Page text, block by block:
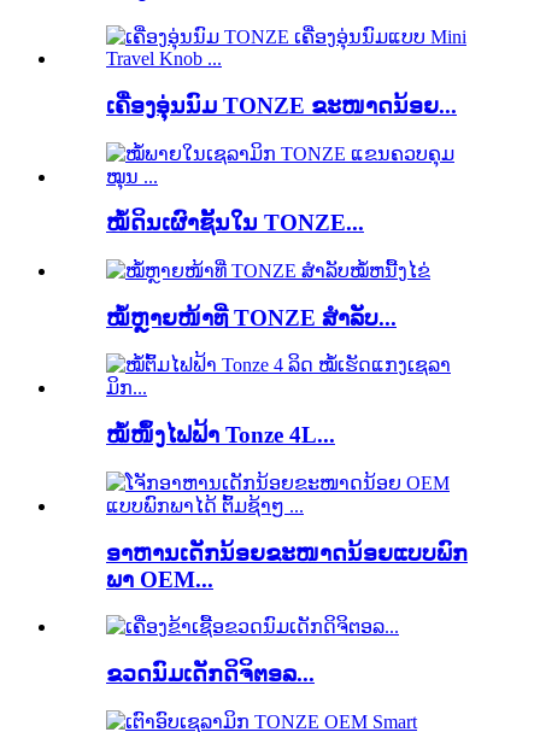
ເຄື່ອງອຸ່ນນົມ TONZE ຂະໜາດນ້ອຍ...
ໝໍ້ດິນເຜົາຊັ້ນໃນ TONZE...
ໝໍ້ຫຼາຍໜ້າທີ່ TONZE ສຳລັບ...
ໝໍ້ໜຶ້ງໄຟຟ້າ Tonze 4L...
ອາຫານເດັກນ້ອຍຂະໜາດນ້ອຍແບບພົກ
ພາ OEM...
ຂວດນົມເດັກດິຈິຕອລ...